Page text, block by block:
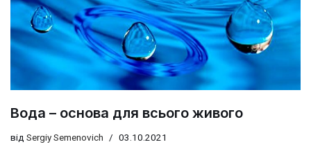
Вода – основа для всього живого
від Sergiy Semenovich 03.10.2021